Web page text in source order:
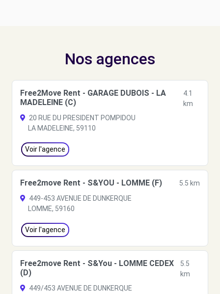
Nos agences
Free2Move Rent - GARAGE DUBOIS - LA
MADELEINE (C)
4.1
km
20 RUE DU PRESIDENT POMPIDOU
LA MADELEINE, 59110
Voir l'agence
Free2move Rent - S&YOU - LOMME (F)
5.5 km
449-453 AVENUE DE DUNKERQUE
LOMME, 59160
Voir l'agence
Free2move Rent - S&You - LOMME CEDEX
(D)
5.5
km
449/453 AVENUE DE DUNKERQUE